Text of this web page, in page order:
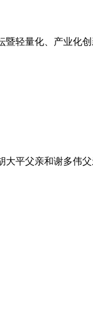
暨轻量化、产业
大平父亲和谢多伟